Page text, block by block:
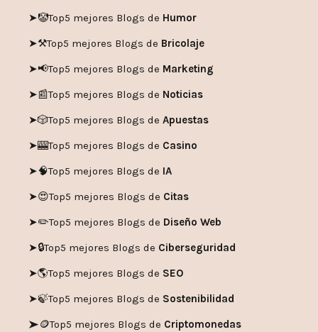
➤🤡Top5 mejores Blogs de Humor
➤⚒️Top5 mejores Blogs de Bricolaje
➤📢Top5 mejores Blogs de Marketing
➤📰Top5 mejores Blogs de Noticias
➤🎲Top5 mejores Blogs de Apuestas
➤🎰Top5 mejores Blogs de Casino
➤🧠Top5 mejores Blogs de IA
➤😍Top5 mejores Blogs de Citas
➤✏️Top5 mejores Blogs de Diseño Web
➤🔒Top5 mejores Blogs de Ciberseguridad
➤🌎Top5 mejores Blogs de SEO
➤🍃Top5 mejores Blogs de Sostenibilidad
➤🪙Top5 mejores Blogs de Criptomonedas